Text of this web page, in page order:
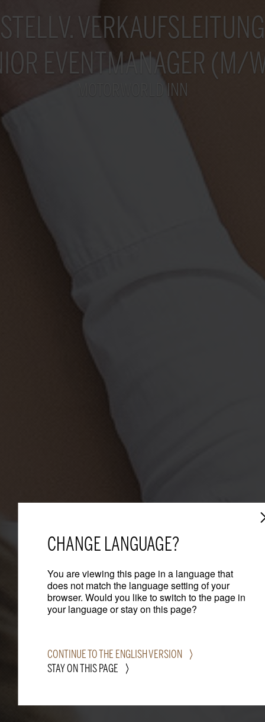
STELLV. VERKAUFSLEITUNG
EVENTMANAGER (M/
MOTORWORLD INN
CHANGE LANGUAGE?
You are viewing this page in a language that
does not match the language setting of your
browser. Would you like to switch to the page in
your language or stay on this page?
CONTINUE TO THE ENGLISH VERSION
STAY ON THIS PAGE